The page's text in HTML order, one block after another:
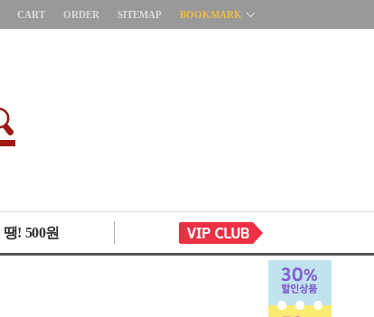
CART ORDER SITEMAP BOOKMARK
땡! 500원